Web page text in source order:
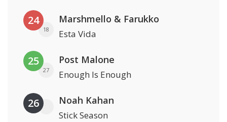
24
18
Marshmello & Farukko
Esta Vida
25
27
Post Malone
Enough Is Enough
26 Noah Kahan
Stick Season